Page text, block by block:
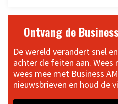
Ontvang de
De wereld verandert snel
achter de feiten aan.
wees mee met Business
nieuwsbrieven en houd de